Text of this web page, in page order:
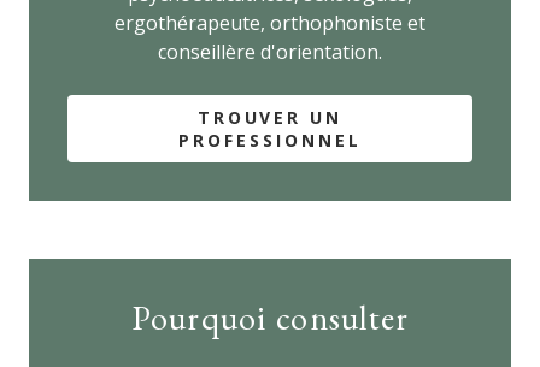
ergothérapeute, orthophoniste et
conseillère d'orientation.
TROUVER UN
PROFESSIONNEL
Pourquoi consulter